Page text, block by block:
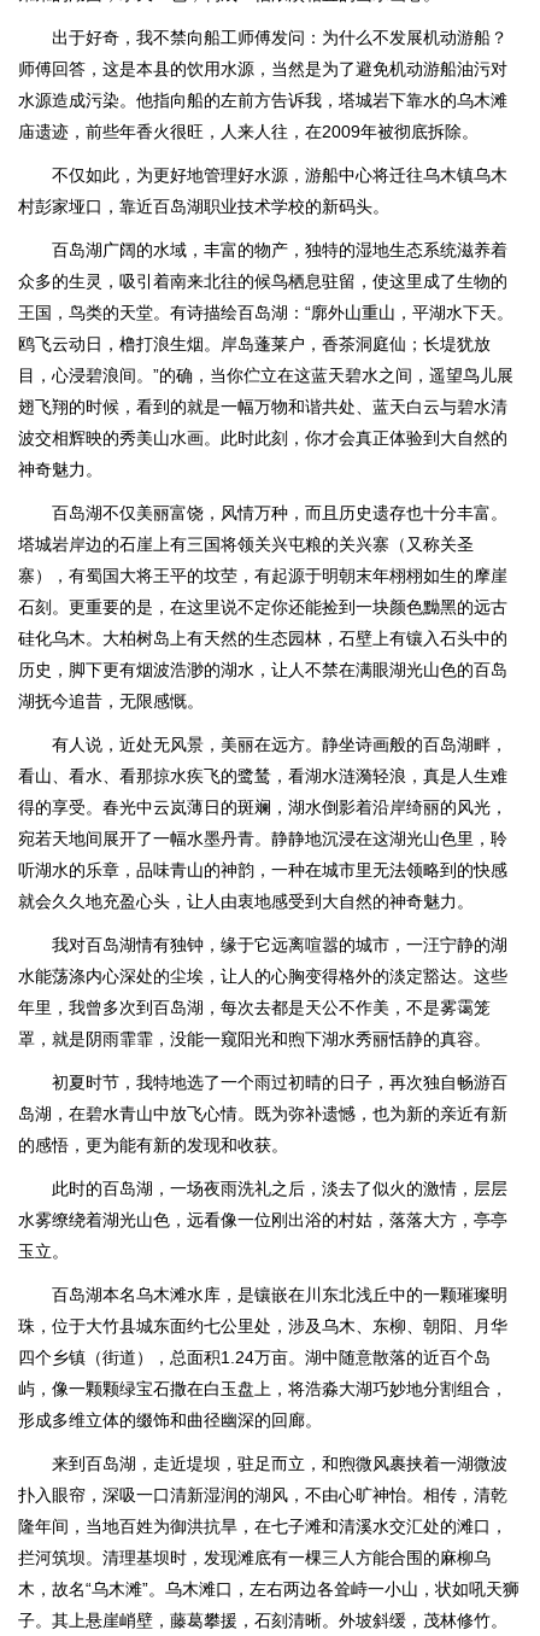
出于好奇，我不禁向船工师傅发问：为什么不发展机动游船？
师傅回答，这是本县的饮用水源，当然是为了避免机动游船油污对
水源造成污染。他指向船的左前方告诉我，塔城岩下靠水的乌木滩
庙遗迹，前些年香火很旺，人来人往，在2009年被彻底拆除。
不仅如此，为更好地管理好水源，游船中心将迁往乌木镇乌木
村彭家垭口，靠近百岛湖职业技术学校的新码头。
百岛湖广阔的水域，丰富的物产，独特的湿地生态系统滋养着
众多的生灵，吸引着南来北往的候鸟栖息驻留，使这里成了生物的
王国，鸟类的天堂。有诗描绘百岛湖：“廓外山重山，平湖水下天。
鸥飞云动日，橹打浪生烟。岸岛蓬莱户，香茶洞庭仙；长堤犹放
目，心浸碧浪间。”的确，当你伫立在这蓝天碧水之间，遥望鸟儿展
翅飞翔的时候，看到的就是一幅万物和谐共处、蓝天白云与碧水清
波交相辉映的秀美山水画。此时此刻，你才会真正体验到大自然的
神奇魅力。
百岛湖不仅美丽富饶，风情万种，而且历史遗存也十分丰富。
塔城岩岸边的石崖上有三国将领关兴屯粮的关兴寨（又称关圣
寨），有蜀国大将王平的坟茔，有起源于明朝末年栩栩如生的摩崖
石刻。更重要的是，在这里说不定你还能捡到一块颜色黝黑的远古
硅化乌木。大柏树岛上有天然的生态园林，石壁上有镶入石头中的
历史，脚下更有烟波浩渺的湖水，让人不禁在满眼湖光山色的百岛
湖抚今追昔，无限感慨。
有人说，近处无风景，美丽在远方。静坐诗画般的百岛湖畔，
看山、看水、看那掠水疾飞的鹭鸶，看湖水涟漪轻浪，真是人生难
得的享受。春光中云岚薄日的斑斓，湖水倒影着沿岸绮丽的风光，
宛若天地间展开了一幅水墨丹青。静静地沉浸在这湖光山色里，聆
听湖水的乐章，品味青山的神韵，一种在城市里无法领略到的快感
就会久久地充盈心头，让人由衷地感受到大自然的神奇魅力。
我对百岛湖情有独钟，缘于它远离喧嚣的城市，一汪宁静的湖
水能荡涤内心深处的尘埃，让人的心胸变得格外的淡定豁达。这些
年里，我曾多次到百岛湖，每次去都是天公不作美，不是雾霭笼
罩，就是阴雨霏霏，没能一窥阳光和煦下湖水秀丽恬静的真容。
初夏时节，我特地选了一个雨过初晴的日子，再次独自畅游百
岛湖，在碧水青山中放飞心情。既为弥补遗憾，也为新的亲近有新
的感悟，更为能有新的发现和收获。
此时的百岛湖，一场夜雨洗礼之后，淡去了似火的激情，层层
水雾缭绕着湖光山色，远看像一位刚出浴的村姑，落落大方，亭亭
玉立。
百岛湖本名乌木滩水库，是镶嵌在川东北浅丘中的一颗璀璨明
珠，位于大竹县城东面约七公里处，涉及乌木、东柳、朝阳、月华
四个乡镇（街道），总面积1.24万亩。湖中随意散落的近百个岛
屿，像一颗颗绿宝石撒在白玉盘上，将浩淼大湖巧妙地分割组合，
形成多维立体的缀饰和曲径幽深的回廊。
来到百岛湖，走近堤坝，驻足而立，和煦微风裹挟着一湖微波
扑入眼帘，深吸一口清新湿润的湖风，不由心旷神怡。相传，清乾
隆年间，当地百姓为御洪抗旱，在七子滩和清溪水交汇处的滩口，
拦河筑坝。清理基坝时，发现滩底有一棵三人方能合围的麻柳乌
木，故名“乌木滩”。乌木滩口，左右两边各耸峙一小山，状如吼天狮
子。其上悬崖峭壁，藤葛攀援，石刻清晰。外坡斜缓，茂林修竹。